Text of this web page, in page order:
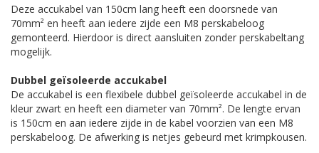
Deze accukabel van 150cm lang heeft een doorsnede van
70mm² en heeft aan iedere zijde een M8 perskabeloog
gemonteerd. Hierdoor is direct aansluiten zonder perskabeltang
mogelijk.
Dubbel geïsoleerde accukabel
De accukabel is een flexibele dubbel geïsoleerde accukabel in de
kleur zwart en heeft een diameter van 70mm². De lengte ervan
is 150cm en aan iedere zijde in de kabel voorzien van een M8
perskabeloog. De afwerking is netjes gebeurd met krimpkousen.